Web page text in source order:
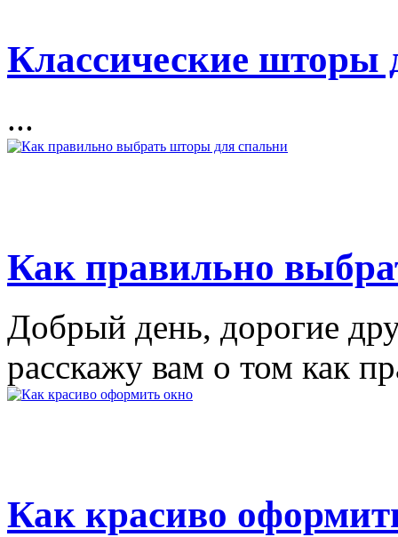
Классические шторы
...
Как правильно
Добрый день, дорогие
расскажу вам о том как
Как красиво